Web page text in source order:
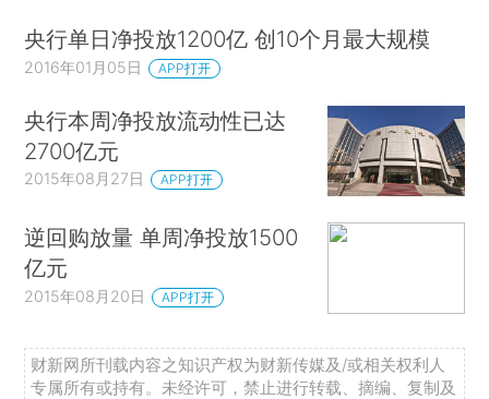
央行单日净投放1200亿 创10个月最大规模
2016年01月05日 APP打开
央行本周净投放流动性已达
2700亿元
2015年08月27日 APP打开
逆回购放量 单周净投放1500
亿元
2015年08月20日 APP打开
财新网所刊载内容之知识产权为财新传媒及/或相关权利人
专属所有或持有。未经许可，禁止进行转载、摘编、复制及